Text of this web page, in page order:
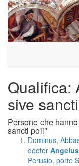
Qualifica:
sive
Persone che
sancti poli"
Dominus,
doctor
Perusio, porte